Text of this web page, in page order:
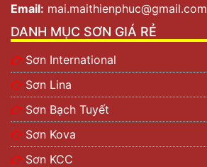
Email: mai.maithienphuc@gmail.com
DANH MỤC SƠN GIÁ RẺ
Sơn International
Sơn Lina
Sơn Bạch Tuyết
Sơn Kova
Sơn KCC